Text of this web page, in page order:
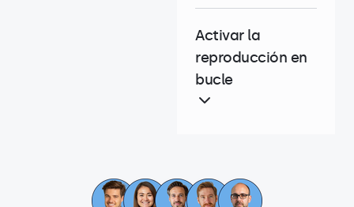
Activar la
reproducción en
bucle